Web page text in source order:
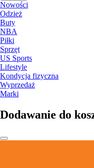
Nowości
Odzież
Buty
NBA
Piłki
Sprzęt
US Sports
Lifestyle
Kondycja fizyczna
Wyprzedaż
Marki
Dodawanie do